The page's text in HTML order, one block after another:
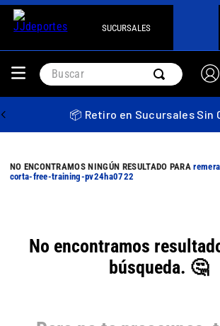
SUCURSALES
Buscar
📦 Retiro en Sucursales Sin
corta-free-training-pv24ha0722
No encontramos
búsqueda. 🤔